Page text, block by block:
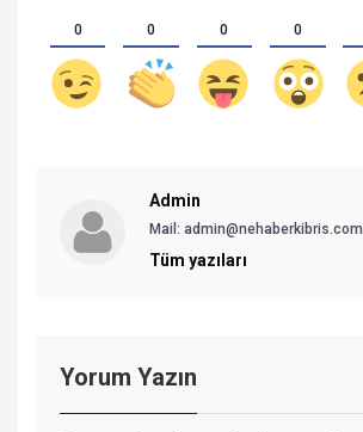
0 0 0 0
Admin
Mail: admin@nehaberkibris.com
Tüm yazıları
Yorum Yazın